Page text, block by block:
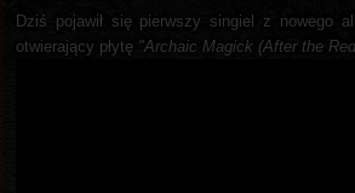
Dziś pojawił się pierwszy singiel z nowego
otwierający płytę "Archaic Magick (After the